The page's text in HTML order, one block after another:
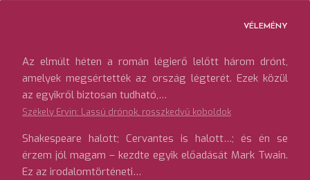
VÉLEMÉNY
Az elmúlt héten a román légierő lelőtt három drónt,
amelyek megsértették az ország légterét. Ezek közül
az egyikről biztosan tudható,…
Székely Ervin: Lassú drónok, rosszkedvű koboldok
Shakespeare halott; Cervantes is halott…; és én se
érzem jól magam – kezdte egyik előadását Mark Twain.
Ez az irodalomtörténeti…